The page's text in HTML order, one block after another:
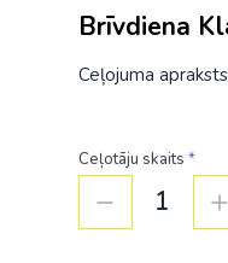
Brīvdiena
Ceļojuma apraksts
Ceļotāju skaits *
1